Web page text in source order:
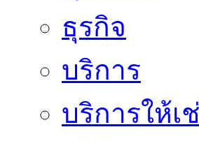
ธุรกิจ
บริการ
บริการให้เ